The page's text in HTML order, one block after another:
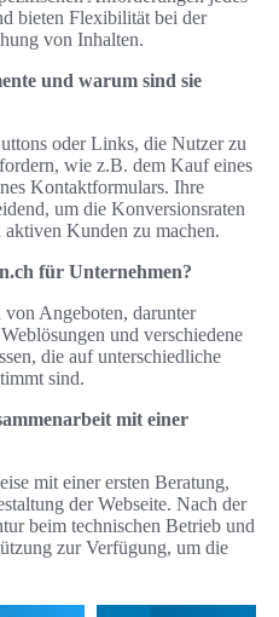
bieten Flexibilität bei der
von Inhalten.
und warum sind sie
oder Links, die Nutzer zu
wie z.B. dem Kauf eines
Kontaktformulars. Ihre
um die Konversionsraten
Kunden zu machen.
für Unternehmen?
Angeboten, darunter
und verschiedene
die auf unterschiedliche
sind.
mit einer
mit einer ersten Beratung,
der Webseite. Nach der
beim technischen Betrieb und
zur Verfügung, um die